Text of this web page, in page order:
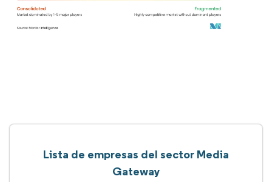
Lista de empresas del sector Media
Gateway